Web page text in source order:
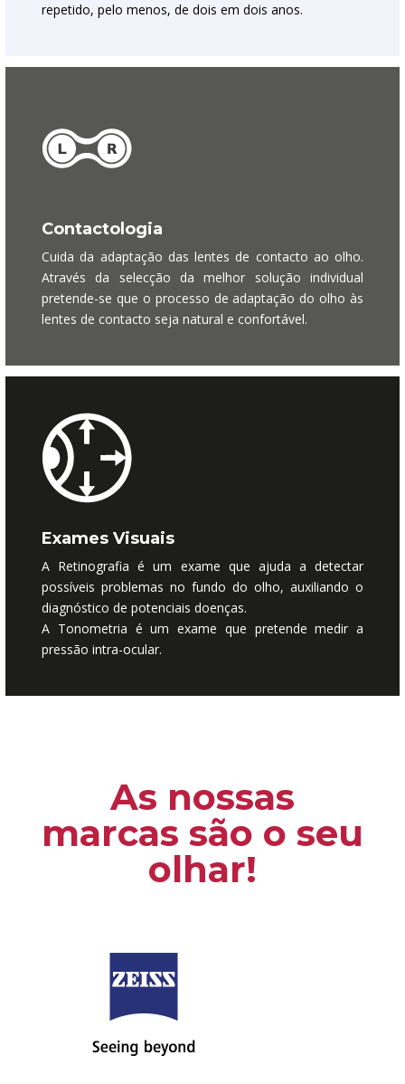
repetido, pelo menos, de dois em dois anos.
Contactologia
Cuida da adaptação das lentes de contacto ao olho.
Através da selecção da melhor solução individual
pretende-se que o processo de adaptação do olho às
lentes de contacto seja natural e confortável.
Exames Visuais
A Retinografia é um exame que ajuda a detectar
possíveis problemas no fundo do olho, auxiliando o
diagnóstico de potenciais doenças.
A Tonometria é um exame que pretende medir a
pressão intra-ocular.
As nossas
marcas são o seu
olhar!